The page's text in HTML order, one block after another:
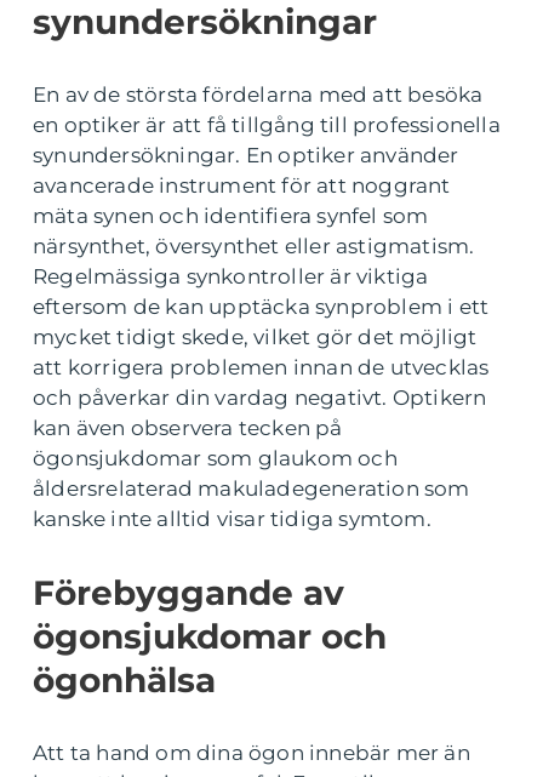
synundersökningar
En av de största fördelarna med att besöka
en optiker är att få tillgång till professionella
synundersökningar. En optiker använder
avancerade instrument för att noggrant
mäta synen och identifiera synfel som
närsynthet, översynthet eller astigmatism.
Regelmässiga synkontroller är viktiga
eftersom de kan upptäcka synproblem i ett
mycket tidigt skede, vilket gör det möjligt
att korrigera problemen innan de utvecklas
och påverkar din vardag negativt. Optikern
kan även observera tecken på
ögonsjukdomar som glaukom och
åldersrelaterad makuladegeneration som
kanske inte alltid visar tidiga symtom.
Förebyggande av
ögonsjukdomar och
ögonhälsa
Att ta hand om dina ögon innebär mer än